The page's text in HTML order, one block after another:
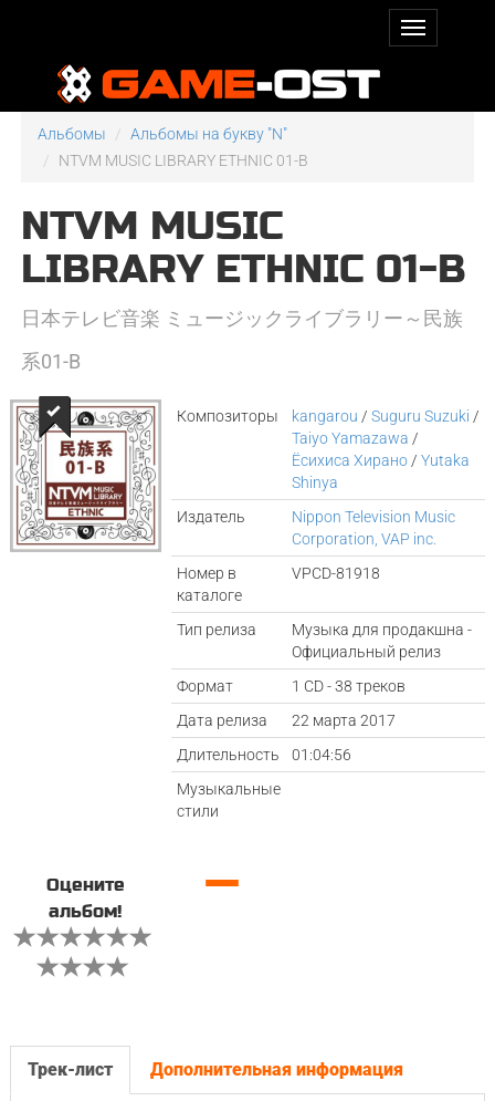
Альбомы
Альбомы на букву "N"
NTVM MUSIC LIBRARY ETHNIC 01-B
NTVM MUSIC
LIBRARY ETHNIC 01-B
日本テレビ音楽 ミュージックライブラリー～民族
系01-B
Композиторы kangarou /Suguru Suzuki /
Taiyo Yamazawa /
Ёсихиса Хирано /Yutaka
Shinya
Издатель
Nippon Television Music
Corporation, VAP inc.
Номер в
каталоге
VPCD-81918
Тип релиза
Музыка для продакшна -
Официальный релиз
Формат
1 CD - 38 треков
Дата релиза
22 марта 2017
Длительность
01:04:56
Музыкальные
стили
Оцените
альбом!
—
Трек-лист Дополнительная информация